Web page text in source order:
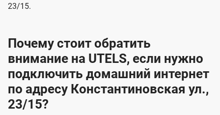
23/15.
Почему стоит обратить
внимание на UTELS, если нужно
подключить домашний интернет
по адресу Константиновская ул.,
23/15?